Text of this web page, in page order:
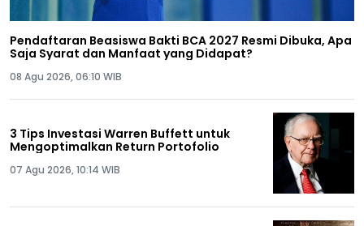
Pendaftaran Beasiswa Bakti BCA 2027 Resmi Dibuka, Apa
Saja Syarat dan Manfaat yang Didapat?
08 Agu 2026, 06:10 WIB
3 Tips Investasi Warren Buffett untuk
Mengoptimalkan Return Portofolio
07 Agu 2026, 10:14 WIB